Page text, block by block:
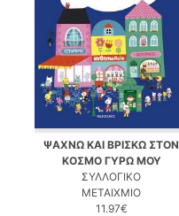
ΨΑΧΝΩ ΚΑΙ ΒΡΙΣΚΩ ΣΤΟΝ
ΚΟΣΜΟ ΓΥΡΩ ΜΟΥ
ΣΥΛΛΟΓΙΚΟ
ΜΕΤΑΙΧΜΙΟ
11.97€